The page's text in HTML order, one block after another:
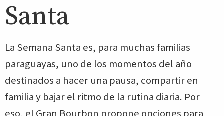
Santa
La Semana Santa es, para muchas familias
paraguayas, uno de los momentos del año
destinados a hacer una pausa, compartir en
familia y bajar el ritmo de la rutina diaria. Por